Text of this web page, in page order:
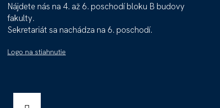
Nájdete nás na 4. až 6. poschodí bloku B budovy
fakulty.
Sekretariát sa nachádza na 6. poschodí.
Logo na stiahnutie